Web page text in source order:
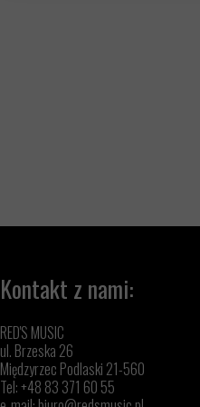
Kontakt z nami:
RED'S MUSIC
ul. Brzeska 26
Międzyrzec Podlaski 21-560
Tel: +48 83 371 60 55